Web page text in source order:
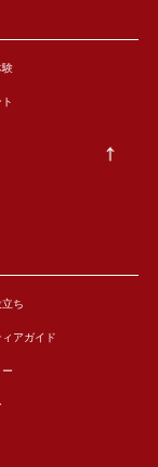
験
ち
アガイド